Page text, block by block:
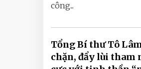
công...
Tổng Bí thư Tô
chặn, đẩy lùi tham